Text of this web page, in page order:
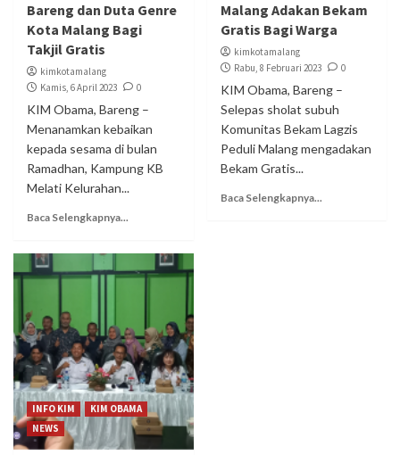
Bareng dan Duta Genre
Kota Malang Bagi
Takjil Gratis
kimkotamalang
Kamis, 6 April 2023
0
KIM Obama, Bareng –
Menanamkan kebaikan
kepada sesama di bulan
Ramadhan, Kampung KB
Melati Kelurahan...
Baca Selengkapnya...
Malang Adakan Bekam
Gratis Bagi Warga
kimkotamalang
Rabu, 8 Februari 2023
0
KIM Obama, Bareng –
Selepas sholat subuh
Komunitas Bekam Lagzis
Peduli Malang mengadakan
Bekam Gratis...
Baca Selengkapnya...
INFO KIM
KIM OBAMA
NEWS